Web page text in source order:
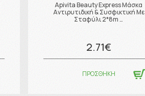
Apivita Beauty Express Μάσκα
Αντιρυτιδική & Συσφικτική Με
Σταφύλι 2*8m …
2.71€
ΠΡΟΣΘΗΚΗ